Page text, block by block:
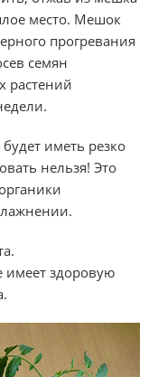
место. Мешок
прогревания
семян
растений
иметь резко
нельзя! Это
имеет здоровую